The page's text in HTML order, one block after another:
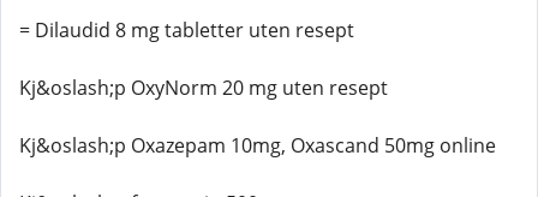
= Dilaudid 8 mg tabletter uten resept
Kj&oslash;p OxyNorm 20 mg uten resept
Kj&oslash;p Oxazepam 10mg, Oxascand 50mg online